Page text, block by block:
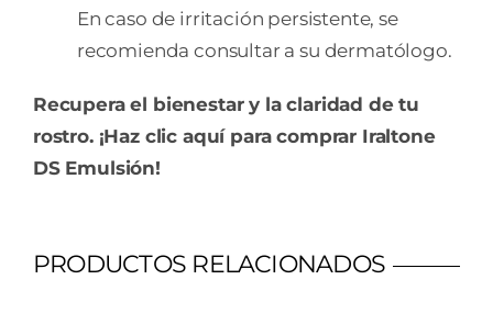
En caso de irritación persistente, se
recomienda consultar a su dermatólogo.
Recupera el bienestar y la claridad de tu
rostro. ¡Haz clic aquí para comprar Iraltone
DS Emulsión!
PRODUCTOS RELACIONADOS